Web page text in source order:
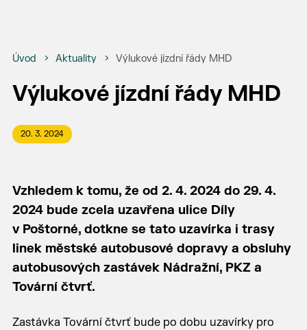
Úvod Aktuality Výlukové jízdní řády MHD
Výlukové jízdní řády MHD
20. 3. 2024
Vzhledem k tomu, že od 2. 4. 2024 do 29. 4.
2024 bude zcela uzavřena ulice Díly
v Poštorné, dotkne se tato uzavírka i trasy
linek městské autobusové dopravy a obsluhy
autobusových zastávek Nádražní, PKZ a
Tovární čtvrť.
Zastávka Tovární čtvrť bude po dobu uzavírky pro